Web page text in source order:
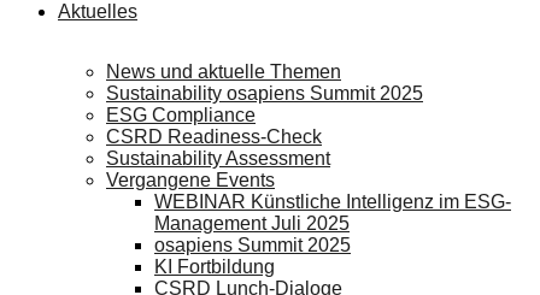
Aktuelles
News und aktuelle Themen
Sustainability osapiens Summit 2025
ESG Compliance
CSRD Readiness-Check
Sustainability Assessment
Vergangene Events
WEBINAR Künstliche Intelligenz im ESG-
Management Juli 2025
osapiens Summit 2025
KI Fortbildung
CSRD Lunch-Dialoge